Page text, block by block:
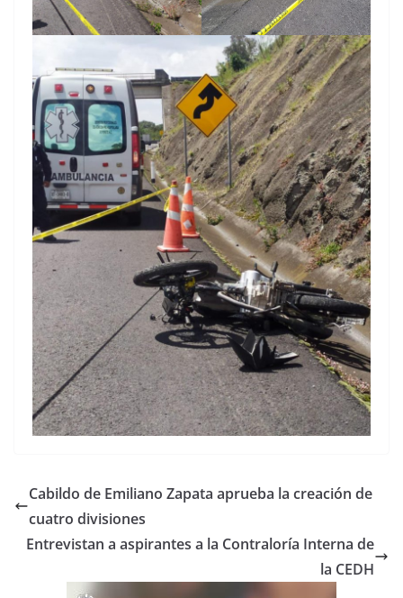
Cabildo de Emiliano Zapata aprueba la creación de
cuatro divisiones
Entrevistan a aspirantes a la Contraloría Interna de
la CEDH